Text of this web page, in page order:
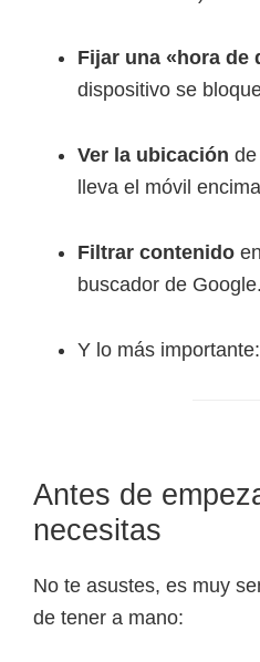
Fijar una «hora de
dispositivo se
Ver la ubicación
lleva el móvil
Filtrar contenido
buscador de Google.
Y lo más importante:
Antes de
necesitas
No te asustes, es muy
de tener a mano: